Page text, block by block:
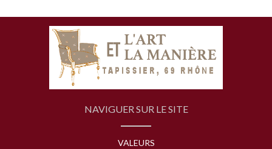
NAVIGUER SUR LE SITE
VALEURS